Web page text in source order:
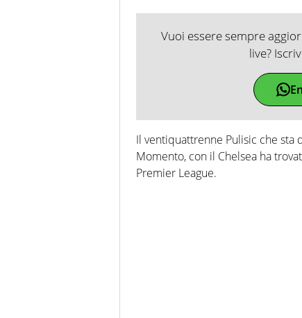
Vuoi essere sempre
live?
Il ventiquattrenne Pulisic che
Momento, con il Chelsea ha
Premier League.